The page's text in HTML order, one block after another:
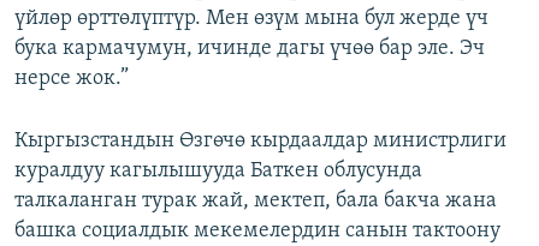
үйлөр өрттөлүптүр. Мен өзүм мына бул жерде үч
бука кармачумун, ичинде дагы үчөө бар эле. Эч
нерсе жок.”
Кыргызстандын Өзгөчө кырдаалдар министрлиги
куралдуу кагылышууда Баткен облусунда
талкаланган турак жай, мектеп, бала бакча жана
башка социалдык мекемелердин санын тактоону